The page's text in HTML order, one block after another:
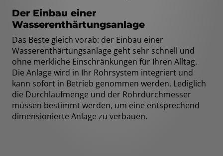
Der Einbau einer
Wasserenthärtungsanlage
Das Beste gleich vorab: der Einbau einer
Wasserenthärtungsanlage geht sehr schnell und
ohne merkliche Einschränkungen für Ihren Alltag.
Die Anlage wird in Ihr Rohrsystem integriert und
kann sofort in Betrieb genommen werden. Lediglich
die Durchlaufmenge und der Rohrdurchmesser
müssen bestimmt werden, um eine entsprechend
dimensionierte Anlage zu verbauen.